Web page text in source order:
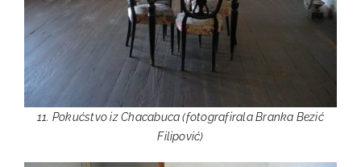
11. Pokućstvo iz Chacabuca (fotografirala Branka Bezić
Filipović)